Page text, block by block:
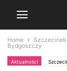
Home Szczecinek
Bydgoszczy
Aktualności